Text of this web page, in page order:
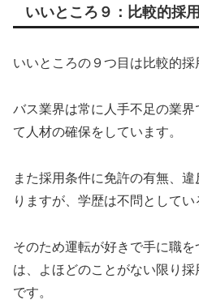
いいところ９：比較的採
いいところの９つ目は比較的採
バス業界は常に人手不足の業
て人材の確保をしています。
また採用条件に免許の有無、
りますが、 学歴は不問としてい
そのため運転が好きで手に職
は、よほどのことがない限り
です。